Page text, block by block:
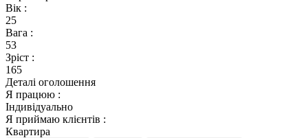
Вік :
25
Вага :
53
Зріст :
165
Деталі оголошення
Я працюю :
Індивідуально
Я приймаю клієнтів :
Квартира